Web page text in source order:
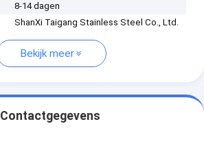
8-14 dagen
ShanXi Taigang Stainless Steel Co., Ltd.
Bekijk meer
Contactgegevens